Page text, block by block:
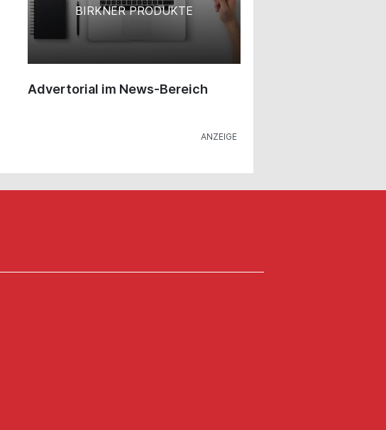
BIRKNER PRODUKTE
Advertorial im News-Bereich